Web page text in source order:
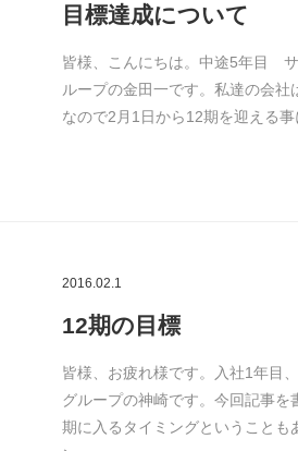
目標達成について
皆様、こんにちは。中途5年目
ループの金田一です。私達の会社
なので2月1日から12期を迎える
2016.02.1
12期の目標
皆様、お疲れ様です。入社1年目
グループの神崎です。今回記事を
期に入るタイミングということも